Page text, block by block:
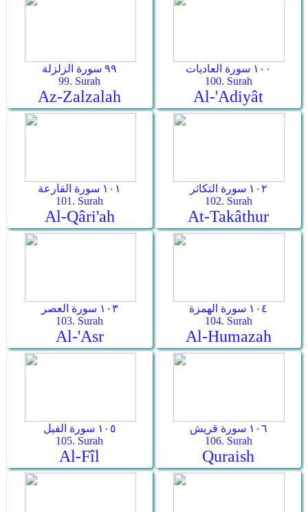
٩٩ سورة الزلزلة
99. Surah
Az-Zalzalah
١٠٠ سورة العاديات
100. Surah
Al-'Adiyât
١٠١ سورة القارعة
101. Surah
Al-Qâri'ah
١٠٢ سورة التكاثر
102. Surah
At-Takâthur
١٠٣ سورة العصر
103. Surah
Al-'Asr
١٠٤ سورة الهمزة
104. Surah
Al-Humazah
١٠٥ سورة الفيل
105. Surah
Al-Fîl
١٠٦ سورة قريش
106. Surah
Quraish